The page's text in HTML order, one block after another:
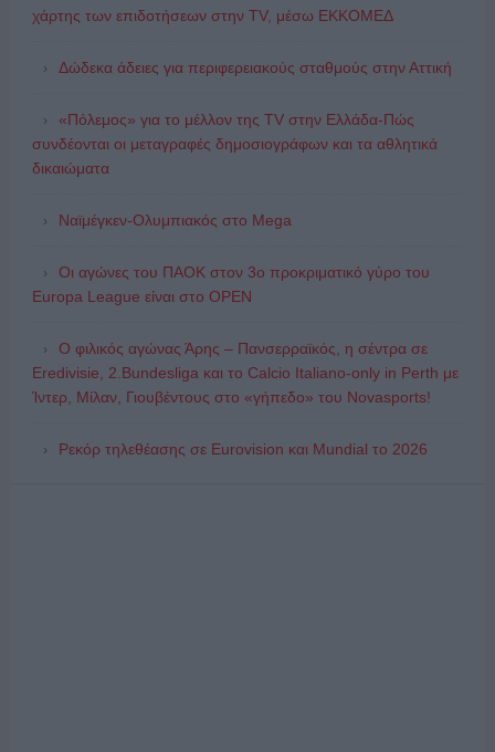
χάρτης των επιδοτήσεων στην TV, μέσω ΕΚΚΟΜΕΔ
Δώδεκα άδειες για περιφερειακούς σταθμούς στην Αττική
«Πόλεμος» για το μέλλον της TV στην Ελλάδα-Πώς
συνδέονται οι μεταγραφές δημοσιογράφων και τα αθλητικά
δικαιώματα
Ναϊμέγκεν-Ολυμπιακός στο Mega
Οι αγώνες του ΠΑΟΚ στον 3ο προκριματικό γύρο του
Europa League είναι στο OPEN
Ο φιλικός αγώνας Άρης – Πανσερραϊκός, η σέντρα σε
Eredivisie, 2.Bundesliga και το Calcio Italiano-only in Perth με
Ίντερ, Μίλαν, Γιουβέντους στο «γήπεδο» του Novasports!
Ρεκόρ τηλεθέασης σε Eurovision και Mundial το 2026